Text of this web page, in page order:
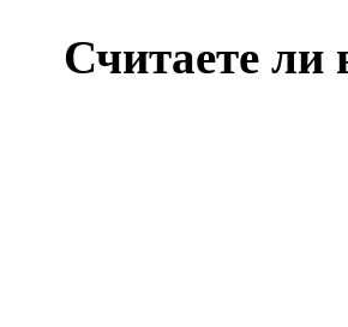
Считаете ли